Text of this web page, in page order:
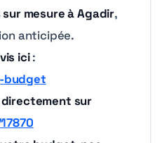
mesure à Agadir,
anticipée.
ici:
budget
sur